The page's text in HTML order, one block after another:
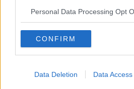
Personal Data Processing Opt
CONFIRM
Data Deletion Data Access
​La colpa - Memorie del commissario
Autunno
Gracias a la vida
Somnium